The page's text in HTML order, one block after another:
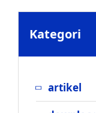
Kategori
artikel